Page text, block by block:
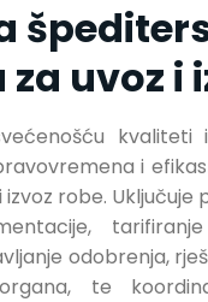
uvoz i
kvaliteti
i
izvoz robe.
odobrenja,
te